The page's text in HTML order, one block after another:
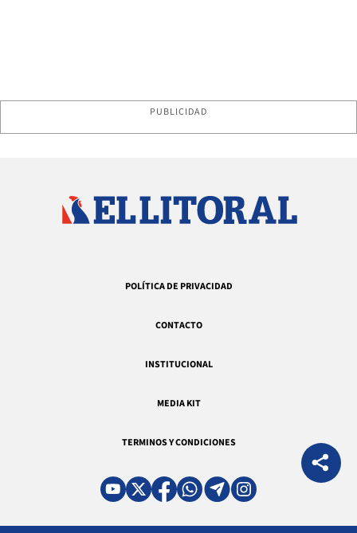
PUBLICIDAD
POLÍTICA DE PRIVACIDAD
CONTACTO
INSTITUCIONAL
MEDIA KIT
TERMINOS Y CONDICIONES